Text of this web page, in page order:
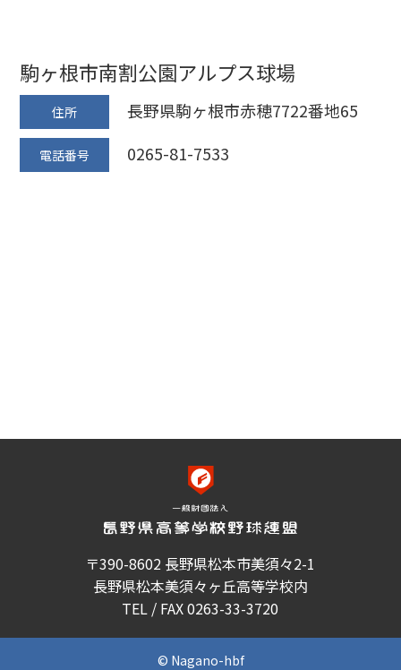
駒ヶ根市南割公園アルプス球場
住所 長野県駒ヶ根市赤穂7722番地65
電話番号 0265-81-7533
〒390-8602 長野県松本市美須々2-1
長野県松本美須々ヶ丘高等学校内
TEL / FAX 0263-33-3720
© Nagano-hbf